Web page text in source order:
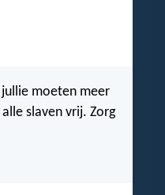
moeten meer
slaven vrij. Zorg